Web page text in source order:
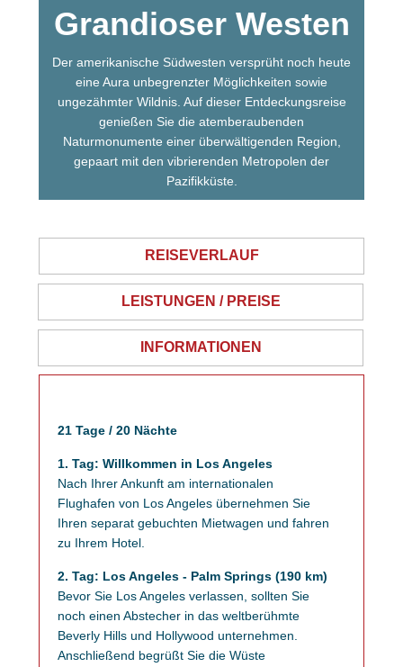
Grandioser Westen
Der amerikanische Südwesten versprüht noch heute
eine Aura unbegrenzter Möglichkeiten sowie
ungezähmter Wildnis. Auf dieser Entdeckungsreise
genießen Sie die atemberaubenden
Naturmonumente einer überwältigenden Region,
gepaart mit den vibrierenden Metropolen der
Pazifikküste.
REISEVERLAUF
LEISTUNGEN / PREISE
INFORMATIONEN
21 Tage / 20 Nächte
1. Tag: Willkommen in Los Angeles
Nach Ihrer Ankunft am internationalen
Flughafen von Los Angeles übernehmen Sie
Ihren separat gebuchten Mietwagen und fahren
zu Ihrem Hotel.
2. Tag: Los Angeles - Palm Springs (190 km)
Bevor Sie Los Angeles verlassen, sollten Sie
noch einen Abstecher in das weltberühmte
Beverly Hills und Hollywood unternehmen.
Anschließend begrüßt Sie die Wüste